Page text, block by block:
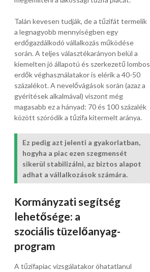
Talán kevesen tudják, de a tűzifát termelik
a legnagyobb mennyiségben egy
erdőgazdálkodó vállalkozás működése
során. A teljes választékarányon belül a
kiemelten jó állapotú és szerkezetű lombos
erdők véghasználatakor is elérik a 40-50
százalékot. A nevelővágások során (azaz a
gyérítések alkalmával) viszont még
magasabb ez a hányad: 70 és 100 százalék
között szóródik a tűzifa kitermelt aránya.
Ez pedig azt jelenti a gyakorlatban,
hogyha a piac ezen szegmensét
sikerül stabilizálni, az biztos alapot
adhat a vállalkozások számára.
Kormányzati segítség
lehetősége: a
szociális tüzelőanyag-
program
A tűzifapiac vizsgálatakor óhatatlanul